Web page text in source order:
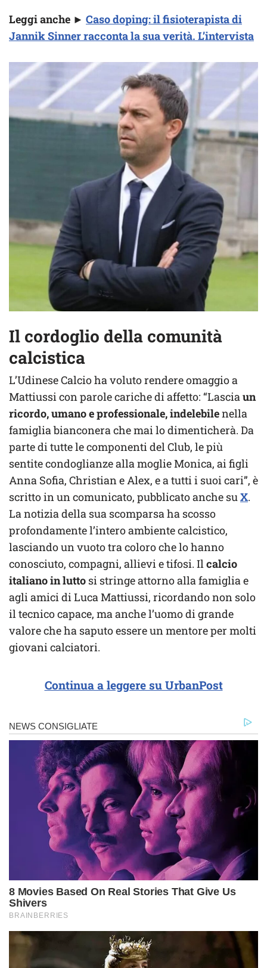
Leggi anche ► Caso doping: il fisioterapista di
Jannik Sinner racconta la sua verità. L’intervista
Il cordoglio della comunità
calcistica
L’Udinese Calcio ha voluto rendere omaggio a
Mattiussi con parole cariche di affetto: “Lascia un
ricordo, umano e professionale, indelebilenella
famiglia bianconera che mai lo dimenticherà. Da
parte di tutte le componenti del Club, le più
sentite condoglianze alla moglie Monica, ai figli
Anna Sofia, Christian e Alex, e a tutti i suoi cari”, è
scritto in un comunicato, pubblicato anche su X.
La notizia della sua scomparsa ha scosso
profondamente l’intero ambiente calcistico,
lasciando un vuoto tra coloro che lo hanno
conosciuto, compagni, allievi e tifosi. Il calcio
italiano in lutto si stringe attorno alla famiglia e
agli amici di Luca Mattiussi, ricordando non solo
il tecnico capace, ma anche l’uomo di grande
valore che ha saputo essere un mentore per molti
giovani calciatori.
Continua a leggere su UrbanPost